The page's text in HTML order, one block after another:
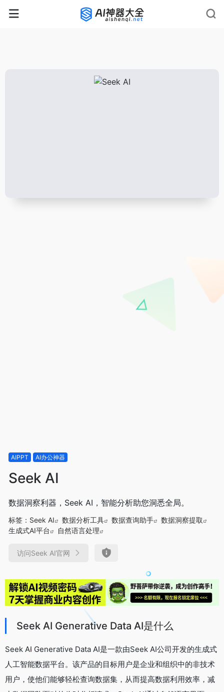
rnrn rnrn rnrn
AIPPT AI办公神器
Seek AI
数据洞察利器，Seek AI，智能分析助您洞悉全局。
标签： Seek AI 数据分析工具 数据查询助手
数据洞察提取
生成式AI平台
自然语言处理
访问Seek AI官网
Seek AI Generative Data AI是什么
Seek AI Generative Data AI是一款由Seek AI公司开发的生成式
人工智能数据平台。该产品的目标用户是企业和组织中的非技术
用户，使他们能够轻松查询数据集，从而提高数据利用效率，减